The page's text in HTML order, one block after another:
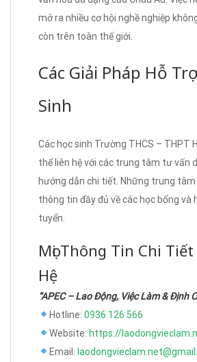
mở ra nhiều cơ hội nghề nghiệp
còn trên toàn thế giới.
Các Giải Pháp Hỗ
Sinh
Các học sinh Trường THCS – THPT
thể liên hệ với các trung tâm tư vấn
hướng dẫn chi tiết. Những trung tâm
thông tin đầy đủ về các học bổng và
tuyển.
Mọi Thông Tin Chi
Hệ
“APEC – Lao Động, Việc Làm & Định
Hotline: 0936 126 566
Website: https://
Email: